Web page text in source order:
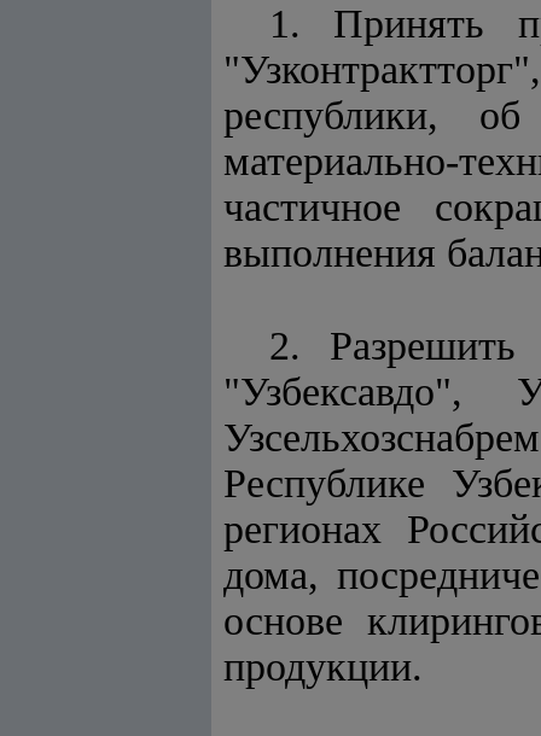
1. Принять
республики,
материально-
частичное
выполнения
2. Разрешить
"Узбексавдо",
Республике
регионах
дома,
основе
продукции.